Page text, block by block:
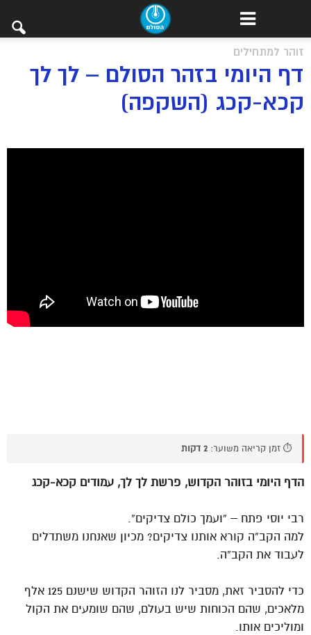
זוהר למתחילים
דף היומי בזהר הסולם – לך לך
קכא-קכג (השקפה)
⏱️ זמן קריאה משוער: 2 דקות
הדף היומי בזוהר הקדוש, פרשת לך לך, עמודים קכא-קכג
רבי יוסי פתח – “ועמך כולם צדיקים”.
למה הקב”ה קורא אותנו צדיקים? מכיון שאנחנו משתדלים
לעבוד את הקב”ה.
כדי להסביר זאת, מסביר לנו הזוהר הקדוש שישנם 125 אלף
מלאכים, שהם הכוחות שיש בעולם, שהם שומעים את הקול
ומוליכים אותו.